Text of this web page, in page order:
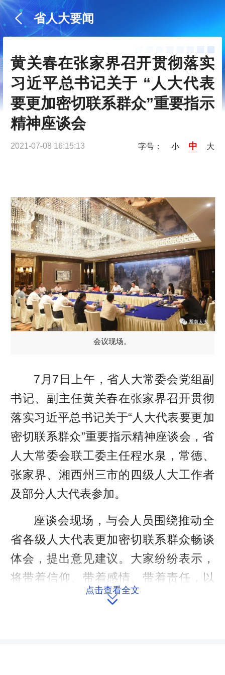
省人大要闻
黄关春在张家界召开贯彻落实
习近平总书记关于 “人大代表
要更加密切联系群众”重要指示
精神座谈会
2021-07-08 16:15:13 字号： 小 中 大
会议现场。
7月7日上午，省人大常委会党组副
书记、副主任黄关春在张家界召开贯彻
落实习近平总书记关于“人大代表要更加
密切联系群众”重要指示精神座谈会，省
人大常委会联工委主任程水泉，常德、
张家界、湘西州三市的四级人大工作者
及部分人大代表参加。
座谈会现场，与会人员围绕推动全
省各级人大代表更加密切联系群众畅谈
体会，提出意见建议。大家纷纷表示，
将带着信仰、带着感情、带着责任，以
更高标准、更严要求贯彻落实习近平总
点击查看全文
